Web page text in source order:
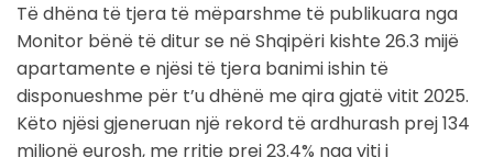
Të dhëna të tjera të mëparshme të publikuara nga
Monitor bënë të ditur se në Shqipëri kishte 26.3 mijë
apartamente e njësi të tjera banimi ishin të
disponueshme për t’u dhënë me qira gjatë vitit 2025.
Këto njësi gjeneruan një rekord të ardhurash prej 134
milionë eurosh, me rritje prej 23.4% nga viti i